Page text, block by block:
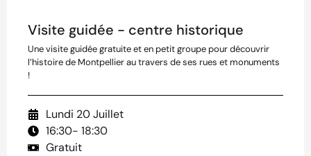
Visite guidée - centre historique
Une visite guidée gratuite et en petit groupe pour découvrir
l’histoire de Montpellier au travers de ses rues et monuments
!
Lundi 20 Juillet
16:30- 18:30
Gratuit